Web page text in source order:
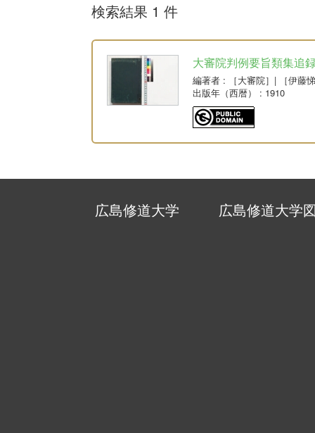
検索結果 1 件
大審院判例要旨類集追
編著者 : ［大審院］| ［伊藤
出版年（西暦）
: 1910
広島修道大学 広島修道大学